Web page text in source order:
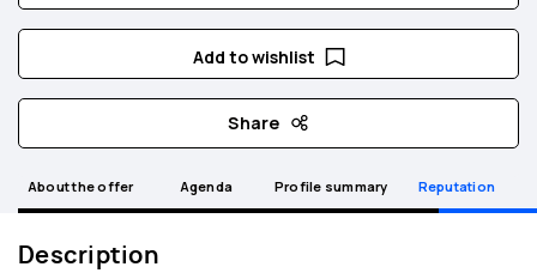
Add to wishlist
Share
About the offer Agenda Profile summary Reputation
Description